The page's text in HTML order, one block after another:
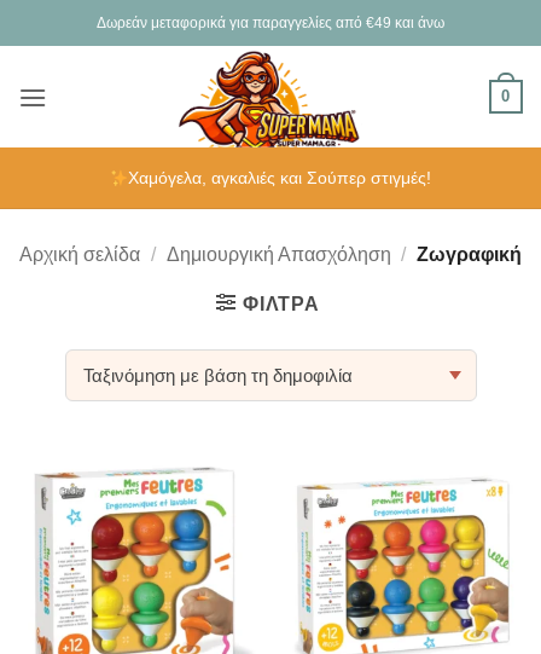
στο
Δωρεάν μεταφορικά για παραγγελίες από €49 και άνω
0
Χαμόγελα, αγκαλιές και Σούπερ στιγμές!
Αρχική σελίδα / Δημιουργική Απασχόληση / Ζωγραφική
ΦΊΛΤΡΑ